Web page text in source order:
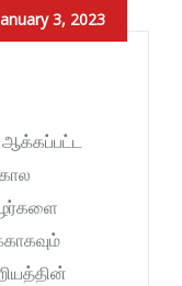
3, 2023
ஆக்கப்பட்ட